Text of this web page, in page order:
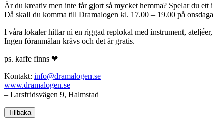
Är du kreativ men inte får gjort så mycket hemma? Spelar du
Då skall du komma till Dramalogen kl. 17.00 – 19.00 på
I våra lokaler hittar ni en riggad replokal med instrument,
Ingen föranmälan krävs och det är gratis.
ps. kaffe finns ❤
Kontakt: info@dramalogen.se
www.dramalogen.se
– Larsfridsvägen 9, Halmstad
Tillbaka